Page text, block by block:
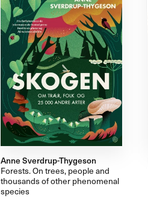
Anne Sverdrup-Thygeson
Forests. On trees, people and
thousands of other phenomenal
species